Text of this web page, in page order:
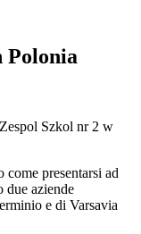
Polonia
Szkol nr 2 w
presentarsi ad
due aziende
e di Varsavia